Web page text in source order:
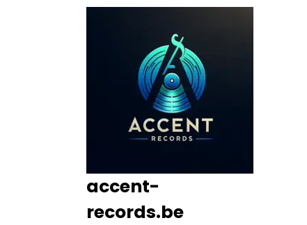
accent-
records.be